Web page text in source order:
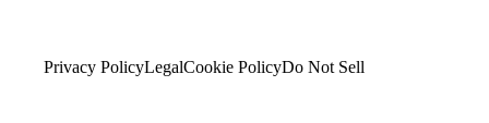
Privacy PolicyLegalCookie PolicyDo Not Sell